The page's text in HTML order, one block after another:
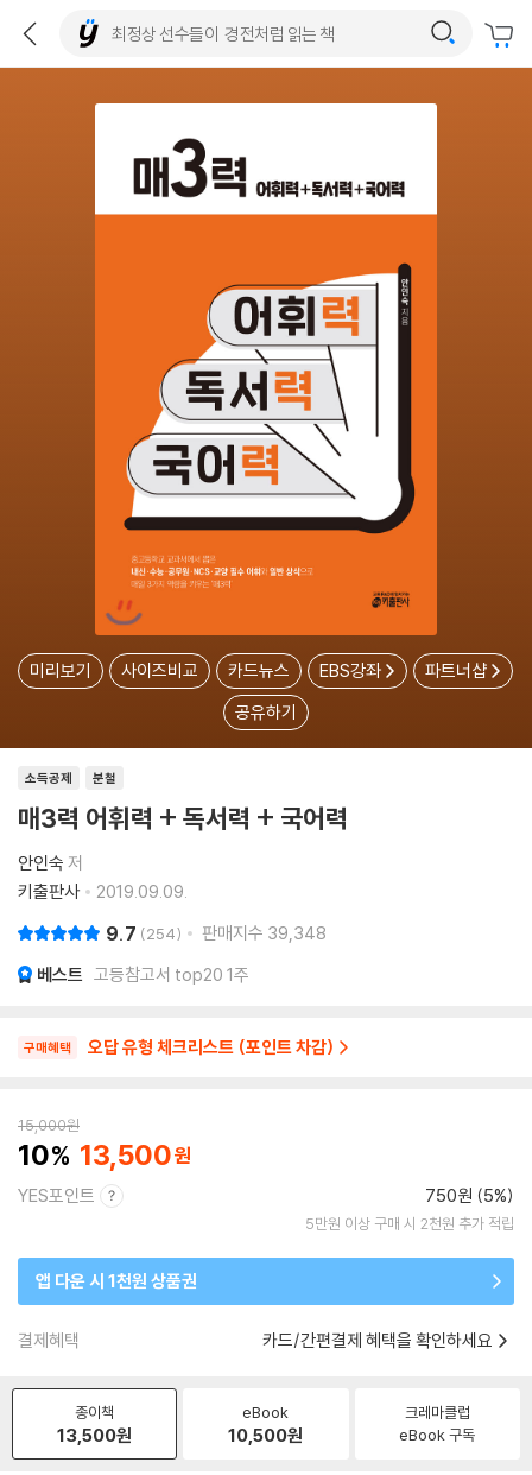
미리보기 사이즈비교 카드뉴스 EBS강좌
파트너샵
공유하기
소득공제 분철
매3력 어휘력 + 독서력 + 국어력
안인숙 저
키출판사
2019.09.09.
9.7 254 판매지수 39,348
베스트 고등참고서 top20 1주
구매혜택 오답 유형 체크리스트 (포인트 차감)
15,000원
10 13,500
YES포인트 750원 (5%)
5만원 이상 구매 시 2천원 추가 적립
앱 다운 시 1천원 상품권
결제혜택 카드/간편결제 혜택을 확인하세요
종이책
13,500원
eBook
10,500원
크레마클럽
eBook 구독